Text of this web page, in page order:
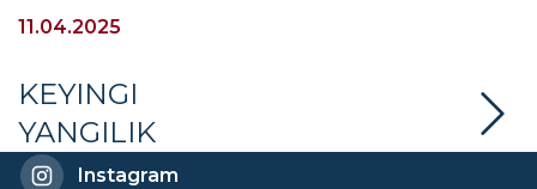
Abdulla Qodiriy uy-
muzeyida ta’limiy trening
o‘tkazildi
11.04.2025
KEYINGI
YANGILIK
Instagram